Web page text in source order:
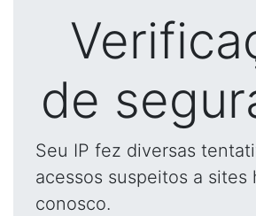
de
Seu IP fez diversas
acessos suspeitos a sites
conosco.